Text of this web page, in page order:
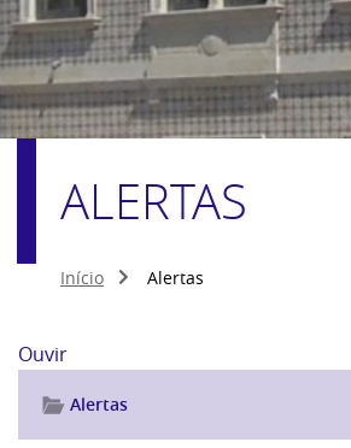
ALERTAS
Início Alertas
Ouvir
Alertas